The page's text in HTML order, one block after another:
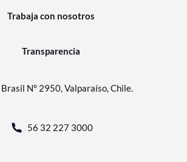
Trabaja con nosotros
Transparencia
Brasil N° 2950, Valparaíso, Chile.
56 32 227 3000